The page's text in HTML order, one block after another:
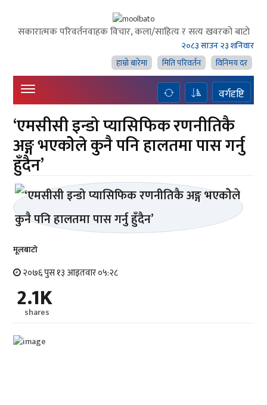
सकारात्मक परिवर्तनवाहक विचार, कला/साहित्य र सत्य खवरको बाटाे
२०८३ साउन २३ शनिवार
हाम्राे बारेमा
मिति परिवर्तन विनिमय दर
वर्गदृष्टि
‘एमसीसी इन्डो प्यासिफिक रणनीतिकै
अङ्ग भएकाेेेले कुनै पनि हालतमा पास गर्नु
हुँदैन’
मूलबाटाे
२०७६ पुस १३ आइतवार ०५:२८
2.1K
shares